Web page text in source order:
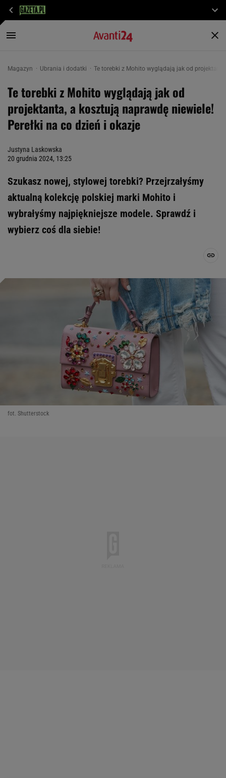
Magazyn Ubrania i dodatki Te torebki z Mohito wyglądają jak od
Te torebki z Mohito wyglądają jak od
projektanta, a kosztują naprawdę niewiele!
Perełki na co dzień i okazje
Justyna Laskowska
20 grudnia 2024, 13:25
Szukasz nowej, stylowej torebki? Przejrzałyśmy
aktualną kolekcję polskiej marki Mohito i
wybrałyśmy najpiękniejsze modele. Sprawdź i
wybierz coś dla siebie!
fot. Shutterstock